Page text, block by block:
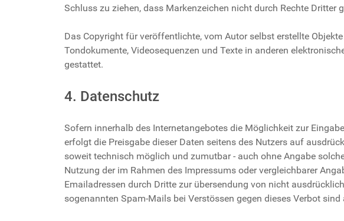
Schluss zu ziehen, dass Markenzeichen nicht durch Rechte Dritter
Das Copyright für veröffentlichte, vom Autor selbst erstellte
Tondokumente, Videosequenzen und Texte in anderen
gestattet.
4. Datenschutz
Sofern innerhalb des Internetangebotes die Möglichkeit zur
erfolgt die Preisgabe dieser Daten seitens des Nutzers auf
soweit technisch möglich und zumutbar - auch ohne Angabe
Nutzung der im Rahmen des Impressums oder vergleichbarer
Emailadressen durch Dritte zur übersendung von nicht
sogenannten Spam-Mails bei Verstössen gegen dieses Verbot